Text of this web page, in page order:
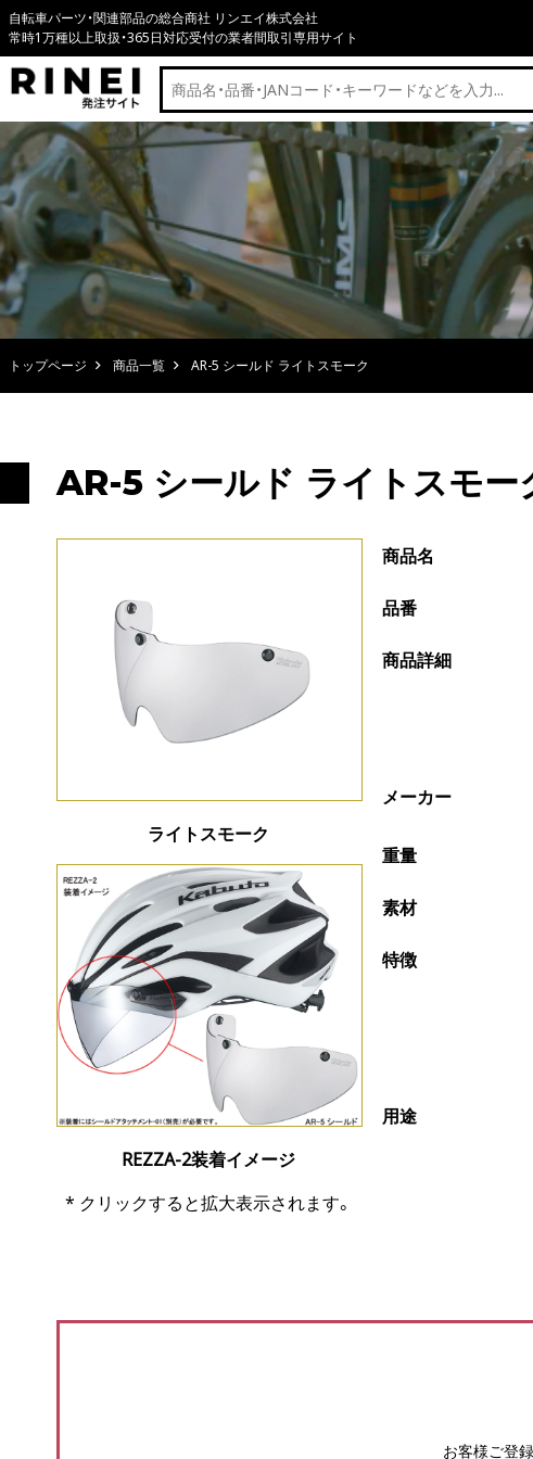
自転車パーツ・関連部品の総合商社 リンエイ株式会社
常時1万種以上取扱・365日対応受付の業者間取引専用サイト
トップページ 商品一覧 AR-5 シールド ライトスモーク
AR-5 シールド ライトスモー
ライトスモーク
REZZA-2装着イメージ
* クリックすると拡大表示されます。
商品名
品番
商品詳細
メーカー
重量
素材
特徴
用途
お客様ご登